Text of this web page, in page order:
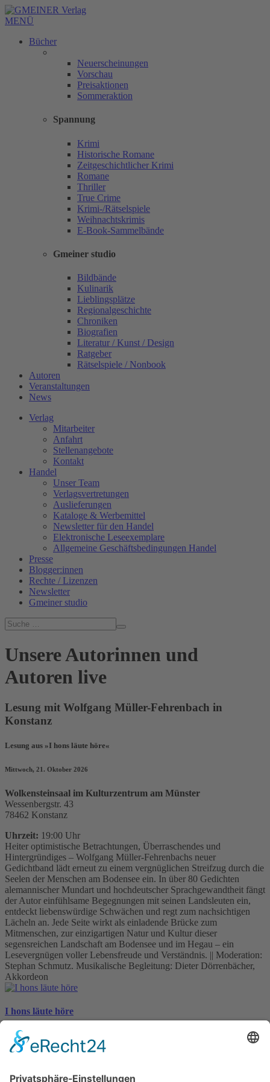
MENÜ
Bücher
Neuerscheinungen
Vorschau
Preisaktionen
Sommeraktion
Spannung
Krimi
Historische Romane
Zeitgeschichtlicher Krimi
Romane
Thriller
True Crime
Krimi-/Rätselspiele
Weihnachtskrimis
E-Book-Sammelbände
Gmeiner studio
Bildbände
Kulinarik
Lieblingsplätze
Regionalgeschichte
Chroniken
Biografien
Literatur / Kunst / Design
Ratgeber
Rätselspiele / Nonbook
Autoren
Veranstaltungen
News
Verlag
Mitarbeiter
Anfahrt
Stellenangebote
Kontakt
Handel
Unser Team
Verlagsvertretungen
Auslieferungen
Kataloge & Werbemittel
Newsletter für den Handel
Elektronische Leseexemplare
Allgemeine Geschäftsbedingungen Handel
Presse
Blogger:innen
Rechte / Lizenzen
Newsletter
Gmeiner studio
Unsere Autorinnen und
Autoren live
Lesung mit Wolfgang Müller-Fehrenbach in
Konstanz
Lesung aus »I hons läute höre«
Mittwoch, 21. Oktober 2026
Wolkensteinsaal im Kulturzentrum am Münster
Wessenbergstr. 43
78462 Konstanz
Uhrzeit: 19:00 Uhr
Heiter optimistische Betrachtungen, Überraschendes und
Hintergründiges – Wolfgang Müller-Fehrenbachs neuer
Gedichtband lädt erneut zu einem vergnüglichen Streifzug durch die
Seelen der Menschen am Bodensee ein. In über 80 Gedichten
alemannischer Mundart und hochdeutscher Sprachgewandtheit fängt
der Autor einfühlsame Begegnungen mit seinen Landsleuten ein,
entdeckt liebenswürdige Schwächen und regt zum nachsichtigen
Lächeln an. Jede Seite wirkt als einladende Brücke zum
Mitmenschen, zur einzigartigen Natur und Kultur dieser
segensreichen Landschaft am Bodensee und im Hegau – ein
Lesevergnügen voller Lebensfreude und Verständnis. || Moderation:
Stephan Schmutz. Musikalische Begleitung: Dieter Dörrenbächer,
Akkordeon
I hons läute höre
Alemannische und hochdeutsche Gedichte vom Bodensee